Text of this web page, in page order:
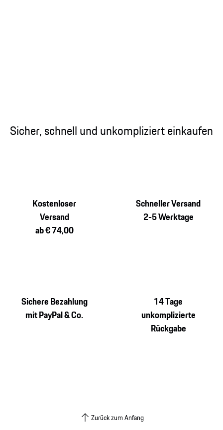
Sicher, schnell und unkompliziert einkaufen
Kostenloser
Versand
ab € 74,00
Schneller Versand
2-5 Werktage
Sichere Bezahlung
mit PayPal & Co.
14 Tage
unkomplizierte
Rückgabe
Zurück zum Anfang